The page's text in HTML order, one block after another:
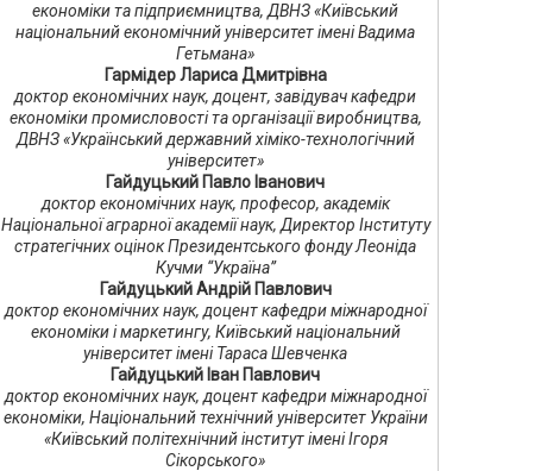
економіки та підприємництва, ДВНЗ «Київський
національний економічний університет імені Вадима
Гетьмана»
Гармідер Лариса Дмитрівна
доктор економічних наук, доцент, завідувач кафедри
економіки промисловості та організації виробництва,
ДВНЗ «Український державний хіміко-технологічний
університет»
Гайдуцький Павло Іванович
доктор економічних наук, професор, академік
Національної аграрної академії наук, Директор Інституту
стратегічних оцінок Президентського фонду Леоніда
Кучми “Україна”
Гайдуцький Андрій Павлович
доктор економічних наук, доцент кафедри міжнародної
економіки і маркетингу, Київський національний
університет імені Тараса Шевченка
Гайдуцький Іван Павлович
доктор економічних наук, доцент кафедри міжнародної
економіки, Національний технічний університет України
«Київський політехнічний інститут імені Ігоря
Сікорського»